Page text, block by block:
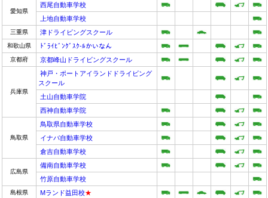
愛知県
西尾自動車学校
上地自動車学校
三重県 津ドライビングスクール
和歌山県 ﾄﾞﾗｲﾋﾞﾝｸﾞｽｸ-ﾙかいなん
京都府 京都峰山ドライビングスクール
兵庫県
神戸・ポートアイランドドライビング
スクール
土山自動車学院
西神自動車学院
鳥取県
鳥取県自動車学校
イナバ自動車学校
倉吉自動車学校
広島県
備南自動車学校
竹原自動車学校
島根県 Mランド益田校★